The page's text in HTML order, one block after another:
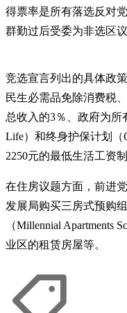
得票率是所有落选反对
群勤过后受委为非选区议
竞选宣言列出的具体政
民生必需品免除消费税
总收入的3％、政府为所
Life）和终身护保计划（
2250元的最低生活工资
在住房议题方面，前进
发展局购买三房式预购
（Millennial Apartments
业区的租赁房屋等。